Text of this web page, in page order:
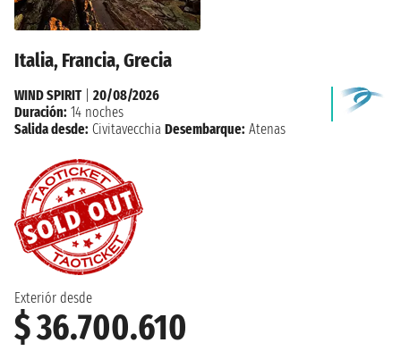
Italia, Francia, Grecia
Exteriór desde
$ 36.700.610
WIND SPIRIT| 20/08/2026
Duración: 14 noches
Salida desde: Civitavecchia Desembarque: Atenas